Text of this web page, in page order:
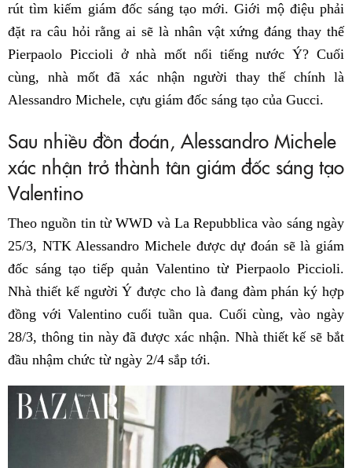
rút tìm kiếm giám đốc sáng tạo mới. Giới mộ điệu phải
đặt ra câu hỏi rằng ai sẽ là nhân vật xứng đáng thay thế
Pierpaolo Piccioli ở nhà mốt nổi tiếng nước Ý? Cuối
cùng, nhà mốt đã xác nhận người thay thế chính là
Alessandro Michele, cựu giám đốc sáng tạo của Gucci.
Sau nhiều đồn đoán, Alessandro Michele
xác nhận trở thành tân giám đốc sáng tạo
Valentino
Theo nguồn tin từ WWD và La Repubblica vào sáng ngày
25/3, NTK Alessandro Michele được dự đoán sẽ là giám
đốc sáng tạo tiếp quản Valentino từ Pierpaolo Piccioli.
Nhà thiết kế người Ý được cho là đang đàm phán ký hợp
đồng với Valentino cuối tuần qua. Cuối cùng, vào ngày
28/3, thông tin này đã được xác nhận. Nhà thiết kế sẽ bắt
đầu nhậm chức từ ngày 2/4 sắp tới.